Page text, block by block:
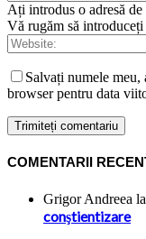
Ați introdus o adresă
Vă rugăm să
Salvați numele meu,
browser pentru data
COMENTARII
Grigor Andreea la
conştientizare